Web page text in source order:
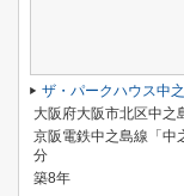
ザ・パークハウス中
大阪府大阪市北区中之
京阪電鉄中之島線「中
分
築8年